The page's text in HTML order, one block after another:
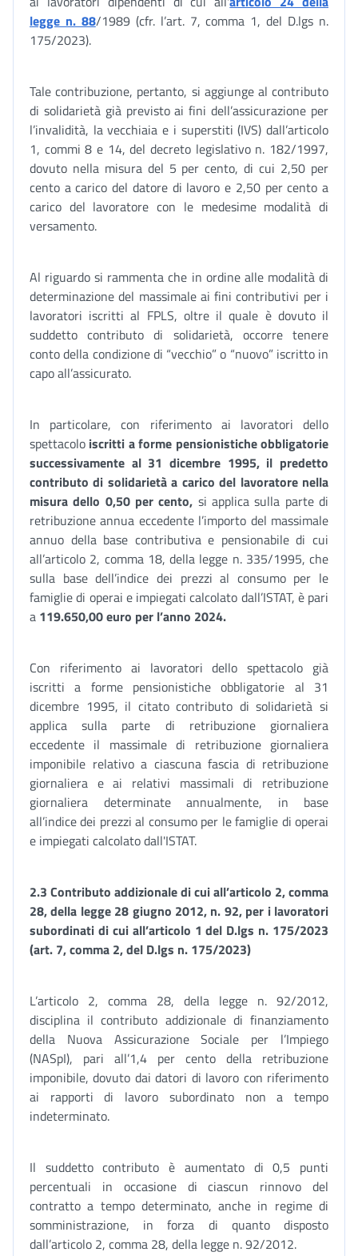
legge n. 88/1989 (cfr. l’art. 7, comma 1, del D.lgs n.
175/2023).
Tale contribuzione, pertanto, si aggiunge al contributo
di solidarietà già previsto ai fini dell’assicurazione per
l’invalidità, la vecchiaia e i superstiti (IVS) dall’articolo
1, commi 8 e 14, del decreto legislativo n. 182/1997,
dovuto nella misura del 5 per cento, di cui 2,50 per
cento a carico del datore di lavoro e 2,50 per cento a
carico del lavoratore con le medesime modalità di
versamento.
Al riguardo si rammenta che in ordine alle modalità di
determinazione del massimale ai fini contributivi per i
lavoratori iscritti al FPLS, oltre il quale è dovuto il
suddetto contributo di solidarietà, occorre tenere
conto della condizione di “vecchio” o “nuovo” iscritto in
capo all’assicurato.
In particolare, con riferimento ai lavoratori dello
spettacolo iscritti a forme pensionistiche obbligatorie
successivamente al 31 dicembre 1995, il predetto
contributo di solidarietà a carico del lavoratore nella
misura dello 0,50 per cento, si applica sulla parte di
retribuzione annua eccedente l’importo del massimale
annuo della base contributiva e pensionabile di cui
all’articolo 2, comma 18, della legge n. 335/1995, che
sulla base dell’indice dei prezzi al consumo per le
famiglie di operai e impiegati calcolato dall’ISTAT, è pari
a 119.650,00 euro per l’anno 2024.
Con riferimento ai lavoratori dello spettacolo già
iscritti a forme pensionistiche obbligatorie al 31
dicembre 1995, il citato contributo di solidarietà si
applica sulla parte di retribuzione giornaliera
eccedente il massimale di retribuzione giornaliera
imponibile relativo a ciascuna fascia di retribuzione
giornaliera e ai relativi massimali di retribuzione
giornaliera determinate annualmente, in base
all’indice dei prezzi al consumo per le famiglie di operai
e impiegati calcolato dall'ISTAT.
2.3 Contributo addizionale di cui all’articolo 2, comma
28, della legge 28 giugno 2012, n. 92, per i lavoratori
subordinati di cui all’articolo 1 del D.lgs n. 175/2023
(art. 7, comma 2, del D.lgs n. 175/2023)
L’articolo 2, comma 28, della legge n. 92/2012,
disciplina il contributo addizionale di finanziamento
della Nuova Assicurazione Sociale per l’Impiego
(NASpI), pari all’1,4 per cento della retribuzione
imponibile, dovuto dai datori di lavoro con riferimento
ai rapporti di lavoro subordinato non a tempo
indeterminato.
Il suddetto contributo è aumentato di 0,5 punti
percentuali in occasione di ciascun rinnovo del
contratto a tempo determinato, anche in regime di
somministrazione, in forza di quanto disposto
dall’articolo 2, comma 28, della legge n. 92/2012.